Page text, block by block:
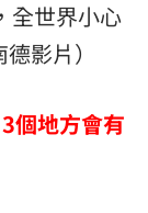
全世界小心
影片）
個地方會有